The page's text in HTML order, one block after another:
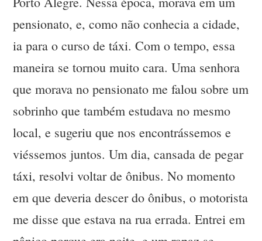
pensionato, e, como não conhecia a cidade,
ia para o curso de táxi. Com o tempo, essa
maneira se tornou muito cara. Uma senhora
que morava no pensionato me falou sobre um
sobrinho que também estudava no mesmo
local, e sugeriu que nos encontrássemos e
viéssemos juntos. Um dia, cansada de pegar
táxi, resolvi voltar de ônibus. No momento
em que deveria descer do ônibus, o motorista
me disse que estava na rua errada. Entrei em